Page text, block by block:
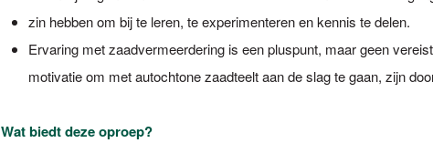
zin hebben om bij te leren, te experimenteren en kennis te delen.
Ervaring met zaadvermeerdering is een pluspunt, maar geen
motivatie om met autochtone zaadteelt aan de slag te gaan, zijn
Wat biedt deze oproep?